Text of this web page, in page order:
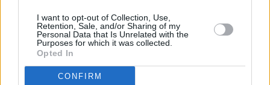
I want to opt-out of Collection, Use,
Retention, Sale, and/or Sharing of my
Personal Data that Is Unrelated with the
Purposes for which it was collected.
Opted In
CONFIRM